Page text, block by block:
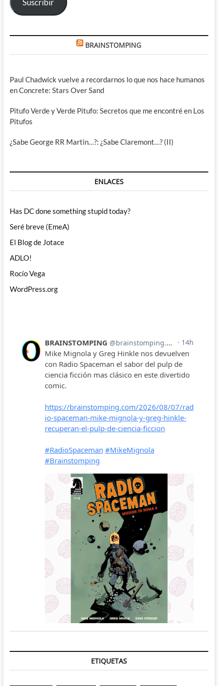
Suscribir
BRAINSTOMPING
Paul Chadwick vuelve a recordarnos lo que nos hace humanos
en Concrete: Stars Over Sand
Pitufo Verde y Verde Pitufo: Secretos que me encontré en Los
Pitufos
¿Sabe George RR Martin…?: ¿Sabe Claremont…? (II)
ENLACES
Has DC done something stupid today?
Seré breve (EmeA)
El Blog de Jotace
ADLO!
Rocío Vega
WordPress.org
ETIQUETAS